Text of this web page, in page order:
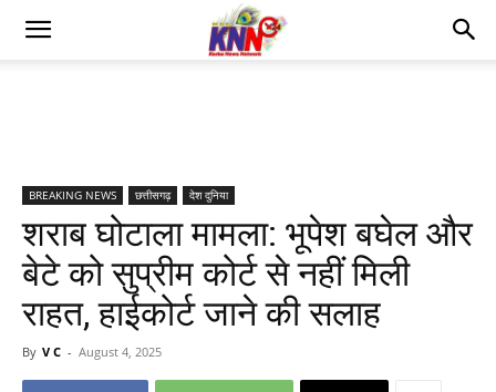
BREAKING NEWS छत्तीसगढ़ देश दुनिया
शराब घोटाला मामला: भूपेश बघेल और
बेटे को सुप्रीम कोर्ट से नहीं मिली
राहत, हाईकोर्ट जाने की सलाह
By V C - August 4, 2025